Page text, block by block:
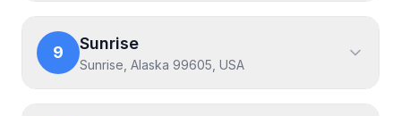
9 Sunrise
Sunrise, Alaska 99605, USA